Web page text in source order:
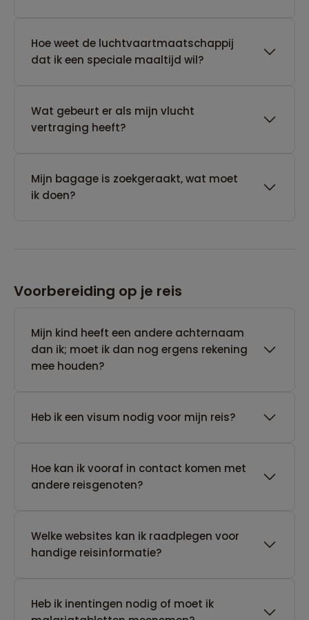
Hoe weet de luchtvaartmaatschappij
dat ik een speciale maaltijd wil?
Wat gebeurt er als mijn vlucht
vertraging heeft?
Mijn bagage is zoekgeraakt, wat moet
ik doen?
Voorbereiding op je reis
Mijn kind heeft een andere achternaam
dan ik; moet ik dan nog ergens rekening
mee houden?
Heb ik een visum nodig voor mijn reis?
Hoe kan ik vooraf in contact komen met
andere reisgenoten?
Welke websites kan ik raadplegen voor
handige reisinformatie?
Heb ik inentingen nodig of moet ik